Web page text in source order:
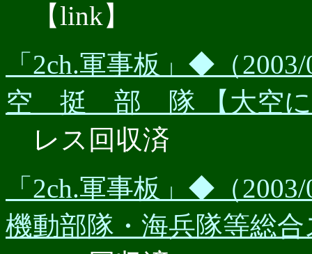
【link】
「2ch.軍事板」◆（
空 挺 部 隊 【大空に
レス回収済
「2ch.軍事板」◆（
機動部隊・海兵隊等総